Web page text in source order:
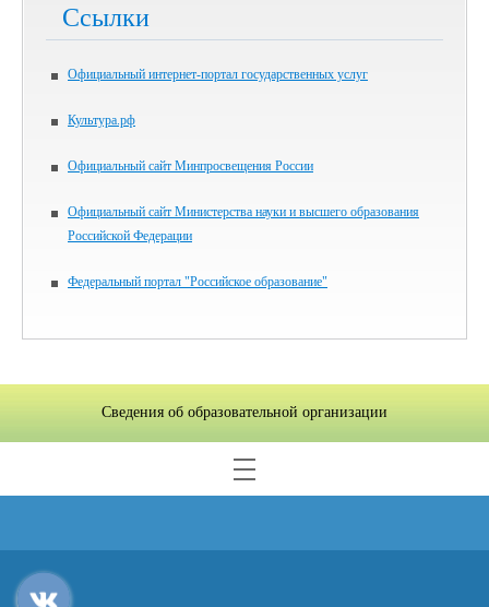
Ссылки
Официальный интернет-портал государственных услуг
Культура.рф
Официальный сайт Минпросвещения России
Официальный сайт Министерства науки и высшего образования
Российской Федерации
Федеральный портал "Российское образование"
Сведения об образовательной организации